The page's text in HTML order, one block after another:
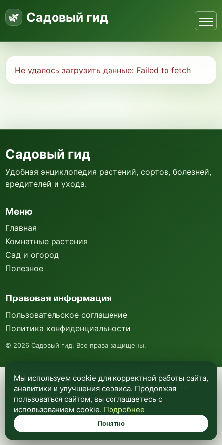
Садовый гид
Не удалось загрузить данные: Failed to fetch
Мы используем куки и Яндекс Метрику для
анализа посещаемости и улучшения работы
сайта. Подробнее —в политике
конфиденциальности.
Понятно
Садовый гид
Удобная энциклопедия растений, сортов, болезней,
вредителей и ухода.
Меню
Главная
Комнатные растения
Сад и огород
Полезное
Правовая информация
Пользовательское соглашение
Политика конфиденциальности
© 2026 Садовый гид. Все права защищены.
Мы используем cookie для корректной работы сайта,
аналитики и улучшения сервиса. Продолжая
пользоваться сайтом, вы соглашаетесь с
использованием cookie. Подробнее
Понятно